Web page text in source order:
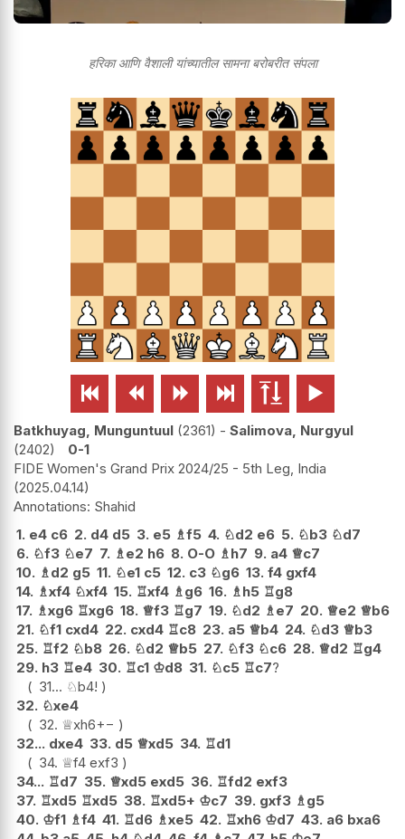
हरिका आणि वैशाली यांच्यातील सामना बरोबरीत संपला
     
Batkhuyag, Munguntuul 2361 - Salimova, Nurgyul
2402
0-1
FIDE Women's Grand Prix 2024/25 - 5th Leg, India
2025.04.14
Shahid
1. e4 c6 2. d4 d5 3. e5 ♗f5 4. ♘d2 e6 5. ♘b3 ♘d7
6. ♘f3 ♘e7 7. ♗e2 h6 8. O-O ♗h7 9. a4 ♕c7
10. ♗d2 g5 11. ♘e1 c5 12. c3 ♘g6 13. f4 gxf4
14. ♗xf4 ♘xf4 15. ♖xf4 ♗g6 16. ♗h5 ♖g8
17. ♗xg6 ♖xg6 18. ♕f3 ♖g7 19. ♘d2 ♗e7 20. ♕e2 ♕b6
21. ♘f1 cxd4 22. cxd4 ♖c8 23. a5 ♕b4 24. ♘d3 ♕b3
25. ♖f2 ♘b8 26. ♘d2 ♕b5 27. ♘f3 ♘c6 28. ♕d2 ♖g4
29. h3 ♖e4 30. ♖c1 ♔d8 31. ♘c5 ♖c7?
31... ♘b4!
32. ♘xe4
32. ♕xh6+−
32... dxe4 33. d5 ♕xd5 34. ♖d1
34. ♕f4 exf3
34... ♖d7 35. ♕xd5 exd5 36. ♖fd2 exf3
37. ♖xd5 ♖xd5 38. ♖xd5+ ♔c7 39. gxf3 ♗g5
40. ♔f1 ♗f4 41. ♖d6 ♗xe5 42. ♖xh6 ♔d7 43. a6 bxa6